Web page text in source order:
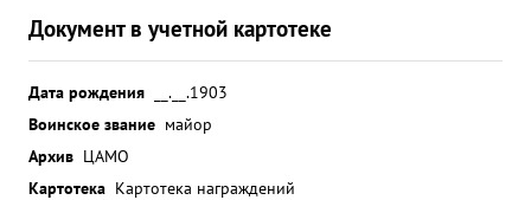
Документ в учетной картотеке
Дата рождения
__.__.1903
Воинское звание майор
Архив ЦАМО
Картотека Картотека награждений